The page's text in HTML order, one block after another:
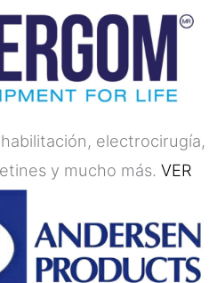
electrocirugía,
y mucho más. VER